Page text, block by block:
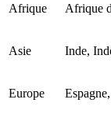
Afrique Afrique
Asie Inde,
Europe